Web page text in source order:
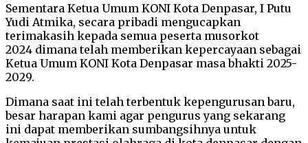
Sementara Ketua Umum KONI Kota Denpasar, I Putu
Yudi Atmika, secara pribadi mengucapkan
terimakasih kepada semua peserta musorkot
2024 dimana telah memberikan kepercayaan sebagai
Ketua Umum KONI Kota Denpasar masa bhakti 2025-
2029.
Dimana saat ini telah terbentuk kepengurusan baru,
besar harapan kami agar pengurus yang sekarang
ini dapat memberikan sumbangsihnya untuk